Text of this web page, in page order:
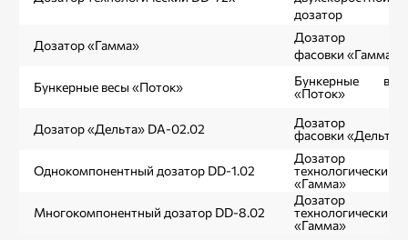
дозатор
Дозатор «Гамма»
Дозатор
фасовки «Гамма»
Бункерные весы «Поток»
Бункерные
«Поток»
Дозатор «Дельта» DA-02.02
Дозатор
фасовки «Дельта»
Однокомпонентный дозатор DD-1.02
Дозатор
технологический
«Гамма»
Многокомпонентный дозатор DD-8.02
Дозатор
технологический
«Гамма»